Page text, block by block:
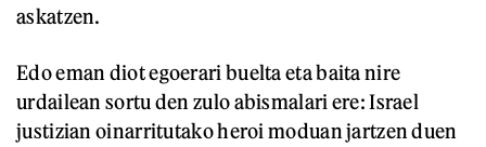
askatzen.
Edo eman diot egoerari buelta eta baita nire
urdailean sortu den zulo abismalari ere: Israel
justizian oinarritutako heroi moduan jartzen duen